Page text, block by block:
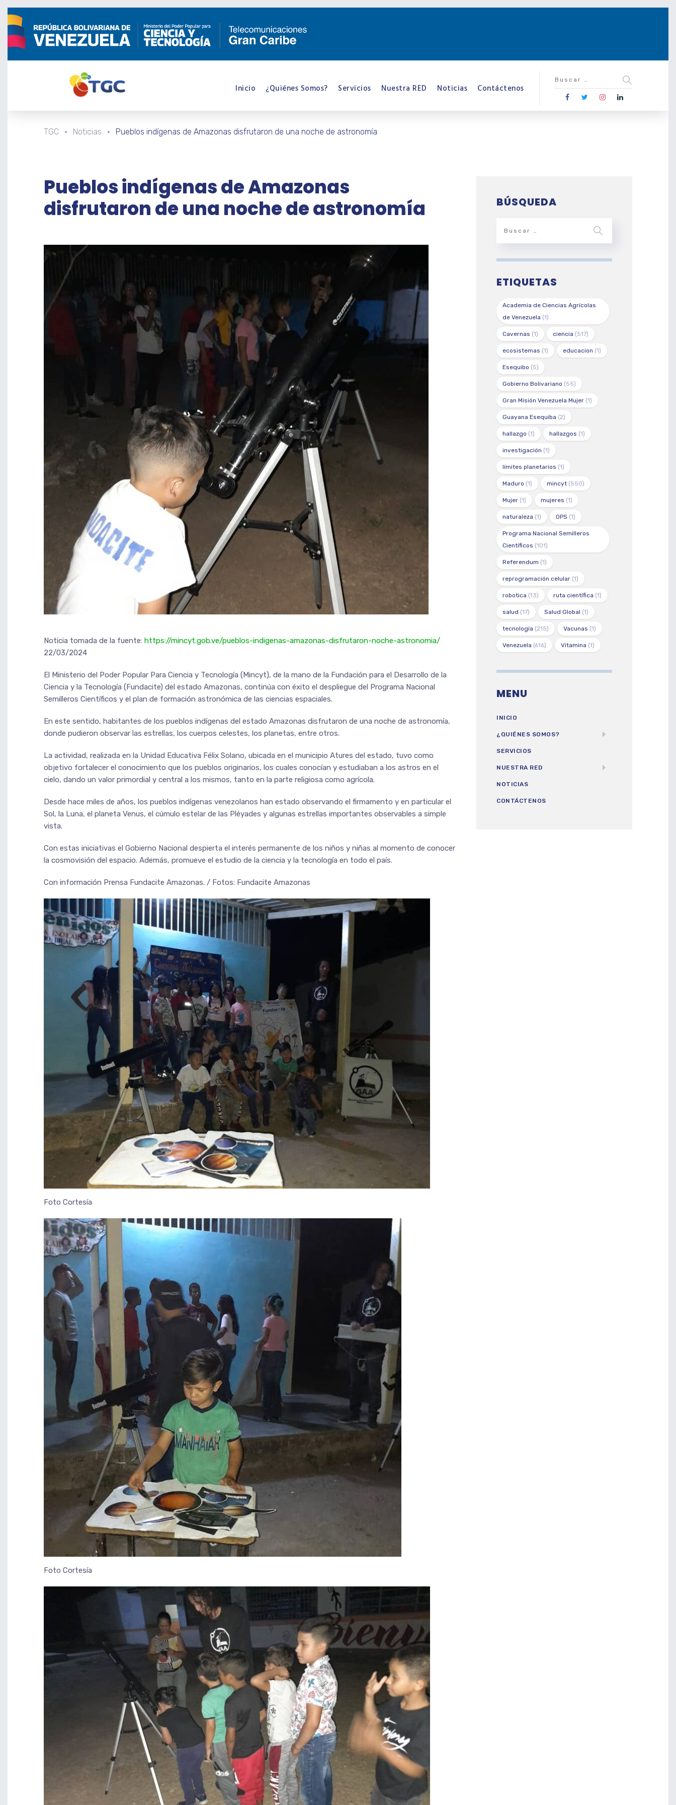
Inicio ¿Quiénes Somos? Servicios Nuestra RED Noticias Contáctenos
TGC Noticias Pueblos indígenas de Amazonas disfrutaron de una noche de astronomía
Pueblos indígenas de Amazonas
disfrutaron de una noche de astronomía
Noticia tomada de la fuente: https://mincyt.gob.ve/pueblos-indigenas-amazonas-disfrutaron-noche-astronomia/
22/03/2024
El Ministerio del Poder Popular Para Ciencia y Tecnología (Mincyt), de la mano de la Fundación para el Desarrollo de la
Ciencia y la Tecnología (Fundacite) del estado Amazonas, continúa con éxito el despliegue del Programa Nacional
Semilleros Científicos y el plan de formación astronómica de las ciencias espaciales.
En este sentido, habitantes de los pueblos indígenas del estado Amazonas disfrutaron de una noche de astronomía,
donde pudieron observar las estrellas, los cuerpos celestes, los planetas, entre otros.
La actividad, realizada en la Unidad Educativa Félix Solano, ubicada en el municipio Atures del estado, tuvo como
objetivo fortalecer el conocimiento que los pueblos originarios, los cuales conocían y estudiaban a los astros en el
cielo, dando un valor primordial y central a los mismos, tanto en la parte religiosa como agrícola.
Desde hace miles de años, los pueblos indígenas venezolanos han estado observando el firmamento y en particular el
Sol, la Luna, el planeta Venus, el cúmulo estelar de las Pléyades y algunas estrellas importantes observables a simple
vista.
Con estas iniciativas el Gobierno Nacional despierta el interés permanente de los niños y niñas al momento de conocer
la cosmovisión del espacio. Además, promueve el estudio de la ciencia y la tecnología en todo el país.
Con información Prensa Fundacite Amazonas. / Fotos: Fundacite Amazonas
Foto Cortesía
Foto Cortesía
BÚSQUEDA
ETIQUETAS
Academia de Ciencias Agrícolas
de Venezuela (1)
Cavernas (1) ciencia (517)
ecosistemas (1) educacion (1)
Esequibo (5)
Gobierno Bolivariano (55)
Gran Misión Venezuela Mujer (1)
Guayana Esequiba (2)
hallazgo (1) hallazgos (1)
investigación (1)
límites planetarios (1)
Maduro (1) mincyt (550)
Mujer (1) mujeres (1)
naturaleza (1) OPS (1)
Programa Nacional Semilleros
Científicos (101)
Referendum (1)
reprogramación celular (1)
robotica (13) ruta científica (1)
salud (17) Salud Global (1)
tecnología (215) Vacunas (1)
Venezuela (616) Vitamina (1)
MENU
INICIO
¿QUIÉNES SOMOS?
SERVICIOS
NUESTRA RED
NOTICIAS
CONTÁCTENOS